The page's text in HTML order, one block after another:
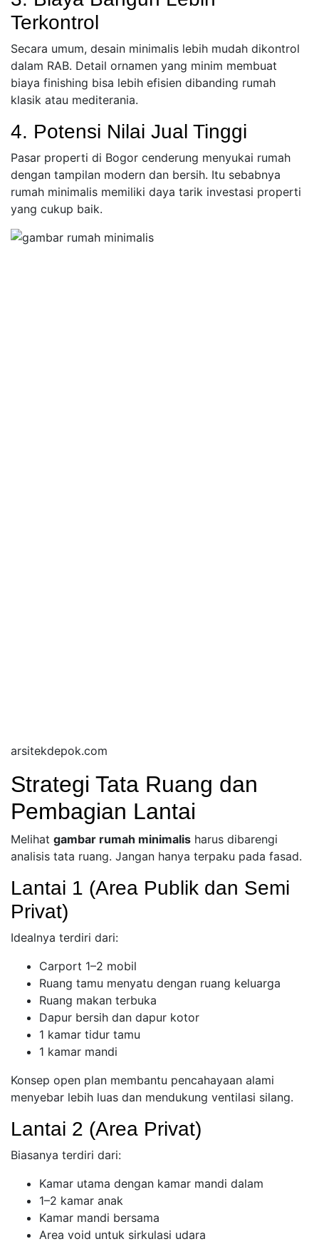
Terkontrol
Secara umum, desain minimalis lebih mudah dikontrol
dalam RAB. Detail ornamen yang minim membuat
biaya finishing bisa lebih efisien dibanding rumah
klasik atau mediterania.
4. Potensi Nilai Jual Tinggi
Pasar properti di Bogor cenderung menyukai rumah
dengan tampilan modern dan bersih. Itu sebabnya
rumah minimalis memiliki daya tarik investasi properti
yang cukup baik.
arsitekdepok.com
Strategi Tata Ruang dan
Pembagian Lantai
Melihat gambar rumah minimalis harus dibarengi
analisis tata ruang. Jangan hanya terpaku pada fasad.
Lantai 1 (Area Publik dan Semi
Privat)
Idealnya terdiri dari:
Carport 1–2 mobil
Ruang tamu menyatu dengan ruang keluarga
Ruang makan terbuka
Dapur bersih dan dapur kotor
1 kamar tidur tamu
1 kamar mandi
Konsep open plan membantu pencahayaan alami
menyebar lebih luas dan mendukung ventilasi silang.
Lantai 2 (Area Privat)
Biasanya terdiri dari:
Kamar utama dengan kamar mandi dalam
1–2 kamar anak
Kamar mandi bersama
Area void untuk sirkulasi udara